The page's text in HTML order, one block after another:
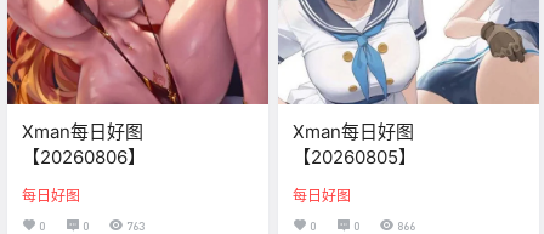
Xman每日好图
【20260806】
每日好图
0 0 763
Xman每日好图
【20260805】
每日好图
0 0 866